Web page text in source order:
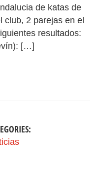
de katas de
club, 2 parejas en el
resultados:
[…]